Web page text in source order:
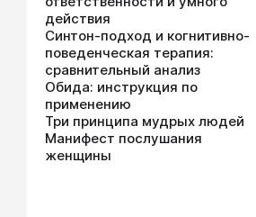
действия
Синтон-подход и когнитивно-
поведенческая терапия:
сравнительный анализ
Обида: инструкция по
применению
Три принципа мудрых людей
Манифест послушания
женщины